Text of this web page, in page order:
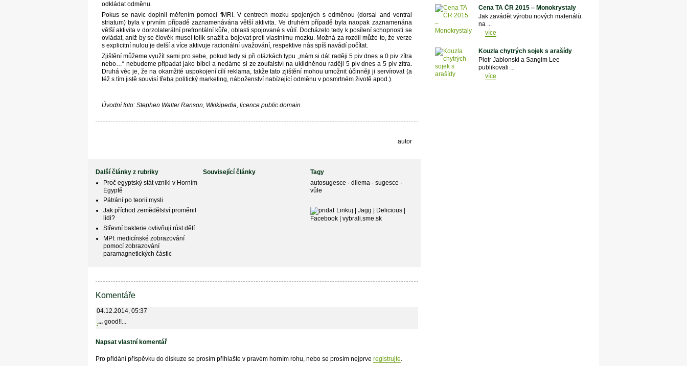
odkládat odměnu.
Pokus se navíc doplnil měřením pomocí fMRI. V centrech mozku spojených s odměnou (dorsal and ventral
striatum) byla v prvním případě zaznamenávána větší aktivita. Ve druhém případě byla naopak zaznamenána
větší aktivita v dorzolaterální prefrontální kůře, oblasti spojované s vůlí. Docházelo tedy k posílení schopnosti se
ovládat, aniž by se člověk musel tolik snažit a bojovat proti vlastnímu mozku. Možná za rozdíl může to, že verze
s explicitní nulou je delší a více aktivuje racionální uvažování, respektive nás spíš navádí počítat.
Zjištění můžeme využít sami pro sebe, pokud tedy si při otázkách typu „mám si dát raději 5 piv dnes a 0 piv zítra
nebo…“ nebudeme připadat jako blbci a nedáme si ze zoufalství na uklidněnou raději 5 piv dnes a 5 piv zítra.
Druhá věc je, že na okamžité uspokojení cílí reklama, takže tato zjištění mohou umožnit účinněji ji servírovat (a
též s tím jistě souvisí třeba politický marketing, náboženství nabízející odměnu v posmrtném životě apod.).
Úvodní foto: Stephen Walter Ranson, Wkikipedia, licence public domain
autor
Další články z rubriky
Proč egyptský stát vznikl v Horním
Egyptě
Pátrání po teorii mysli
Jak příchod zemědělství proměnil
lidi?
Střevní bakterie ovlivňují růst dětí
MPI: medicínské zobrazování
pomocí zobrazování
paramagnetických částic
Související články
Tagy
autosugesce ·dilema ·sugesce ·
vůle
Linkuj | Jagg | Delicious|
Facebook |vybrali.sme.sk
Komentáře
04.12.2014, 05:37
.... good!!...
Napsat vlastní komentář
Pro přidání příspěvku do diskuze se prosím přihlašte v pravém horním rohu, nebo se prosím nejprve registrujte.
Cena TA ČR 2015 – Monokrystaly
Jak zavádět výrobu nových materiálů
na ...
více
Kouzla chytrých sojek s arašídy
Piotr Jablonski a Sangim Lee
publikovali ...
více